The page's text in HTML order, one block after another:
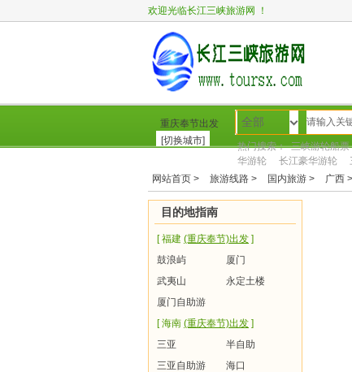
欢迎光临长江三峡旅游网 ！
重庆奉节出发
[切换城市]
全部
热门搜索： 三峡游轮船票
华游轮
长江豪华游轮
网站首页 转到新网站 三
网站首页 > 旅游线路 > 国内旅游 > 广西 >
目的地指南
[ 福建 (重庆奉节)出发 ]
鼓浪屿
厦门
武夷山
永定土楼
厦门自助游
[ 海南 (重庆奉节)出发 ]
三亚
半自助
三亚自助游
海口